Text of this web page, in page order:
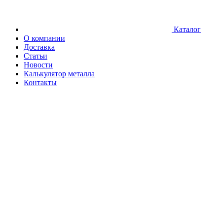
Каталог
О компании
Доставка
Статьи
Новости
Калькулятор металла
Контакты